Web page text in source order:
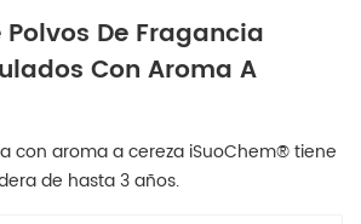
Polvos De Fragancia
Con Aroma A
con aroma a cereza iSuoChem® tiene
de hasta 3 años.